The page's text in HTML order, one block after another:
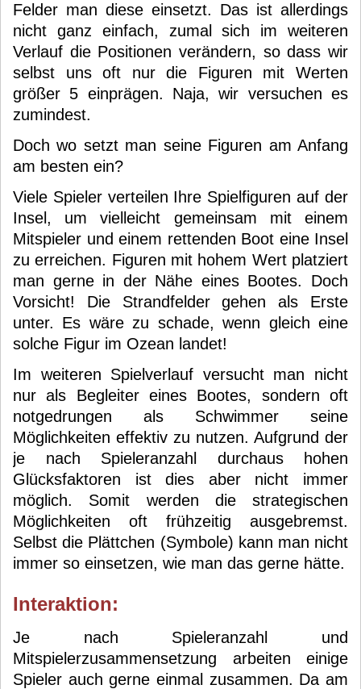
Felder man diese einsetzt. Das ist allerdings
nicht ganz einfach, zumal sich im weiteren
Verlauf die Positionen verändern, so dass wir
selbst uns oft nur die Figuren mit Werten
größer 5 einprägen. Naja, wir versuchen es
zumindest.
Doch wo setzt man seine Figuren am Anfang
am besten ein?
Viele Spieler verteilen Ihre Spielfiguren auf der
Insel, um vielleicht gemeinsam mit einem
Mitspieler und einem rettenden Boot eine Insel
zu erreichen. Figuren mit hohem Wert platziert
man gerne in der Nähe eines Bootes. Doch
Vorsicht! Die Strandfelder gehen als Erste
unter. Es wäre zu schade, wenn gleich eine
solche Figur im Ozean landet!
Im weiteren Spielverlauf versucht man nicht
nur als Begleiter eines Bootes, sondern oft
notgedrungen als Schwimmer seine
Möglichkeiten effektiv zu nutzen. Aufgrund der
je nach Spieleranzahl durchaus hohen
Glücksfaktoren ist dies aber nicht immer
möglich. Somit werden die strategischen
Möglichkeiten oft frühzeitig ausgebremst.
Selbst die Plättchen (Symbole) kann man nicht
immer so einsetzen, wie man das gerne hätte.
Interaktion:
Je nach Spieleranzahl und
Mitspielerzusammensetzung arbeiten einige
Spieler auch gerne einmal zusammen. Da am